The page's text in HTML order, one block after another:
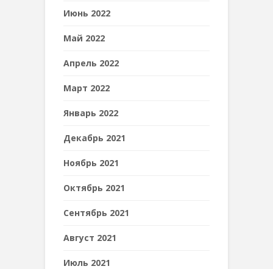
Июнь 2022
Май 2022
Апрель 2022
Март 2022
Январь 2022
Декабрь 2021
Ноябрь 2021
Октябрь 2021
Сентябрь 2021
Август 2021
Июль 2021